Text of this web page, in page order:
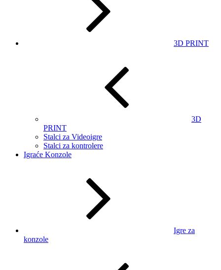
3D PRINT
3D
PRINT
Stalci za Videoigre
Stalci za kontrolere
Igraće Konzole
Igre za
konzole